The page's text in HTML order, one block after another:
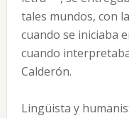
tales mundos, con
cuando se iniciaba
cuando
Calderón.
Lingüista y